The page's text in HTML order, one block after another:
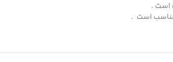
است .
مناسب است .